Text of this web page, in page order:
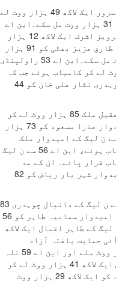
این اے 51 مری سے ن لیگ کے راجہ اسامہ سرور ایک لاکھ 49 ہزار ووٹ لے
جیتے، ٹی ایل پی امیدوار کو 31 ہزار ووٹ مل سکے۔این اے
52 گوجر خان سے پیپلز پارٹی کے راجہ پرویز اشرف ایک لاکھ 12 ہزار
ووٹ لے کر کامیاب ہوئے۔ آزاد امیدوار طارق عزیز بھٹی کو 91 ہزار
جبکہ ن لیگی امیدوار کو بہتر ہزار ووٹ مل سکے۔این اے 53 راولپنڈی
72 ہزار ووٹ لے کر کامیاب ہوئے جب کہ
آزاد امیدوار اجمل صابر کو 58 ہزار چوہدری نثار علی خان کو 44
این اے 54 راولپنڈی سے آزاد امیدوار عقیل ملک 85 ہزار ووٹ لے کر
الیکشن جیتے ان کے مد مقابل آزاد امیدوار عذرا مسعود کو 73 ہزار
کے حلقہ این اے 55 سے ن لیگ کے امیدوار ملک
ابرار ایک لاکھ 12 ہزار ووٹ لے کر کامیاب ہوئے، این اے 56 سے ن لیگ
قرار پائے۔ ان کے مد
مقابل پی ٹی آئی حمایت یافتہ آزاد امیدوار شہر یار ریاض کو 82
اسی طرح راولپنڈی کے حلقہ این اے 57 سے ن لیگ کے دانیال چوہدری 83
ہزار ووٹ لے کر کامیاب پی ٹی آئی آزاد امیدوار سمابیہ طاہر کو 56
سے ن لیگ کے طاہر اقبال ایک لاکھ
یافتہ آزاد
امیدوار ایاز امیر کو ایک لاکھ دو ہزار ووٹ ملے اور این اے 59 تلہ
گنگ/چکوال سے ن لیگ کے سردار غلام عباس ایک لاکھ 41 ہزار ووٹ لے کر
کامیاب ہوئے آزاد امیدوار رومان احمد کو ایک لاکھ 29 ہزار ووٹ